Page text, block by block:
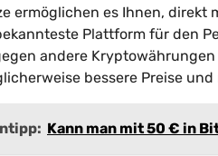
ermöglichen es Ihnen, direkt
Plattform für den
andere
bessere Preise
Kann man mit 50 € in